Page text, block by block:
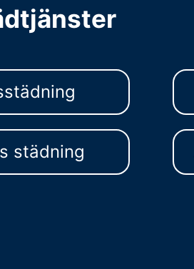
städning